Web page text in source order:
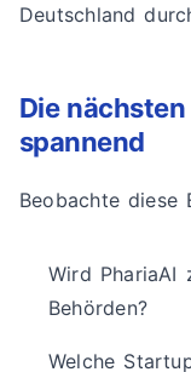
Deutschland
Die
spannend
Beobachte diese
Wird PhariaAI
Behörden?
Welche